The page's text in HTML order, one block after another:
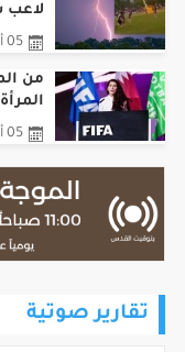
لاعب
05 أغسطس، 2026 - 04:08pm
من
05 أغسطس، 2026 - 04:08pm
تقارير صوتية